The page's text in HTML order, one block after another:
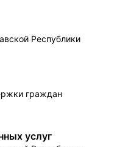
Республики
граждан
услуг